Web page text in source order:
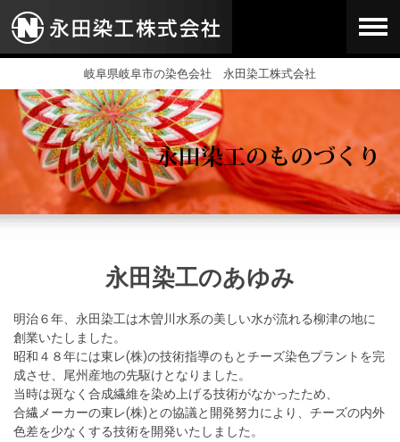
岐阜県岐阜市の染色会社 永田染工株式会社
永田染工のあゆみ
明治６年、永田染工は木曽川水系の美しい水が流れる柳津の地に
創業いたしました。
昭和４８年には東レ(株)の技術指導のもとチーズ染色プラントを完
成させ、尾州産地の先駆けとなりました。
当時は斑なく合成繊維を染め上げる技術がなかったため、
合繊メーカーの東レ(株)との協議と開発努力により、チーズの内外
色差を少なくする技術を開発いたしました。